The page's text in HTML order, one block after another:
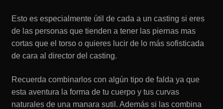
Esto es especialmente útil de cada a un casting si eres
de las personas que tienden a tener las piernas mas
cortas que el torso o quieres lucir de lo más sofisticada
de cara al director del casting.
Recuerda combinarlos con algún tipo de falda ya que
esta aventura la forma de tu cuerpo y tus curvas
naturales de una manara sutil. Además si las combina